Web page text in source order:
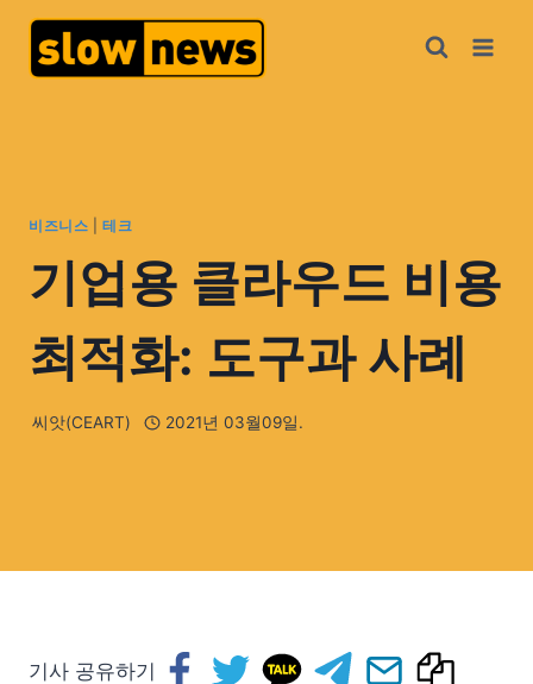
비즈니스 |테크
기업용 클라우드 비용
최적화: 도구과 사례
씨앗(CEART) 2021년 03월09일.
기사 공유하기